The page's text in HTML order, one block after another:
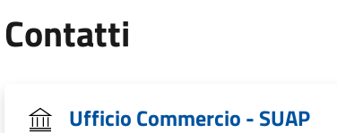
Contatti
Ufficio Commercio - SUAP